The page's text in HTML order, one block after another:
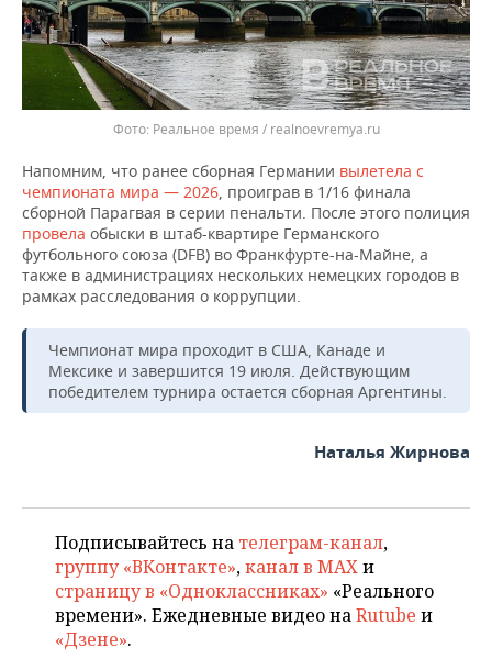
Реальное время / realnoevremya.ru
Напомним, что ранее сборная Германии вылетела с
чемпионата мира — 2026, проиграв в 1/16 финала
сборной Парагвая в серии пенальти. После этого полиция
провела обыски в штаб-квартире Германского
футбольного союза (DFB) во Франкфурте-на-Майне, а
также в администрациях нескольких немецких городов в
рамках расследования о коррупции.
Чемпионат мира проходит в США, Канаде и
Мексике и завершится 19 июля. Действующим
победителем турнира остается сборная Аргентины.
Наталья Жирнова
Подписывайтесь на телеграм-канал,
группу «ВКонтакте»,канал в MAXи
страницу в «Одноклассниках» «Реального
времени». Ежедневные видео наRutube и
«Дзене».